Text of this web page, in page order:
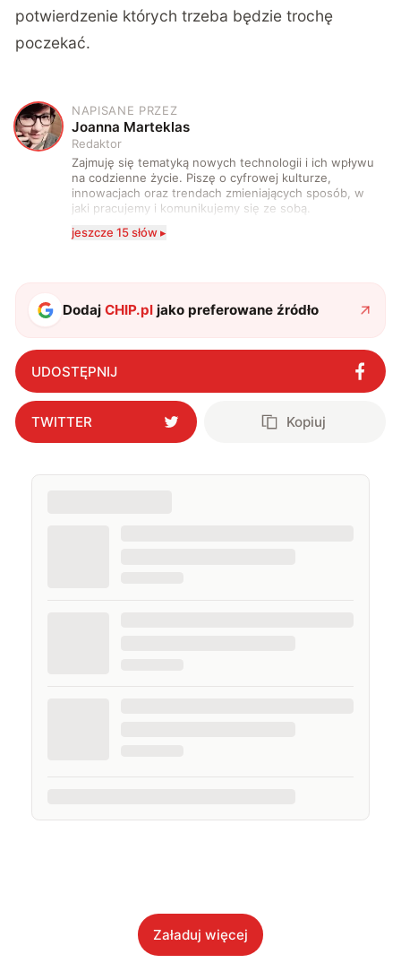
potwierdzenie których trzeba będzie trochę
poczekać.
J
NAPISANE PRZEZ
Joanna Marteklas
Redaktor
Zajmuję się tematyką nowych technologii i ich wpływu
na codzienne życie. Piszę o cyfrowej kulturze,
innowacjach oraz trendach zmieniających sposób, w
jaki pracujemy i komunikujemy się ze sobą.
Szczególnie interesuje mnie relacja między rozwojem
technologii a współczesną popkulturą. W wolnych
jeszcze 15 słów ▸
DodajCHIP.pl jako preferowane źródło
UDOSTĘPNIJ
TWITTER Kopiuj
Załaduj więcej